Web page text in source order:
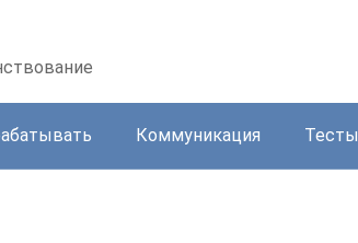
Коммуникация Тесты